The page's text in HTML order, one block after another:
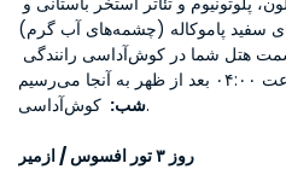
شب: کوش‌آداسی.
روز ۳ تور افسوس / ازمیر